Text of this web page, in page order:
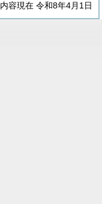
内容現在 令和8年4月1日